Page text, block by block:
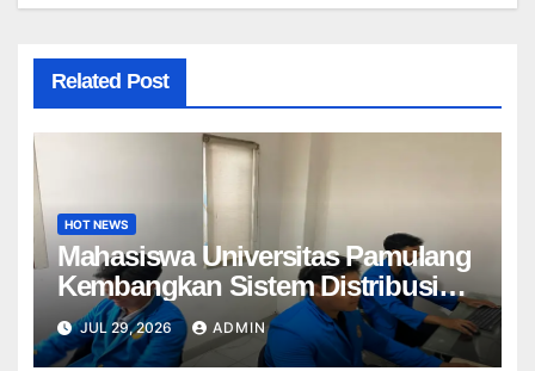
Related Post
HOT NEWS
Mahasiswa Universitas Pamulang
Kembangkan Sistem Distribusi
Produk Digital Berbasis API dan
Forum Ticketing Menggunakan
JUL 29, 2026 ADMIN